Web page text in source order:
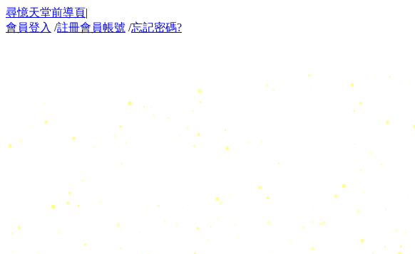
尋憶天堂前導頁|
會員登入 /註冊會員帳號 /忘記密碼?